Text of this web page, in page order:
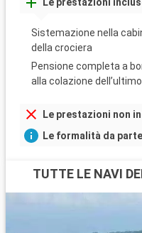
Sistemazione nella
della crociera
Pensione completa a
alla colazione
Le prestazioni non
Le formalità da
TUTTE LE NAVI